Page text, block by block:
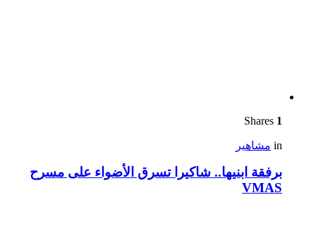
1
in مشاهير
برفقة ابنيها.. شاكيرا تسرق الأضواء على مسرح
VMAS